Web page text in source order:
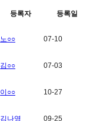
등록자 등록일
노○○ 07-10
김○○ 07-03
이○○ 10-27
김나영 09-25